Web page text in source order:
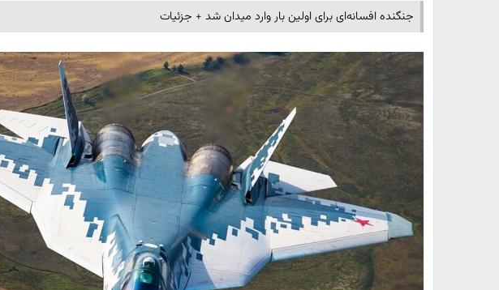
جنگنده افسانه‌ای برای اولین بار وارد میدان شد + جزئیات